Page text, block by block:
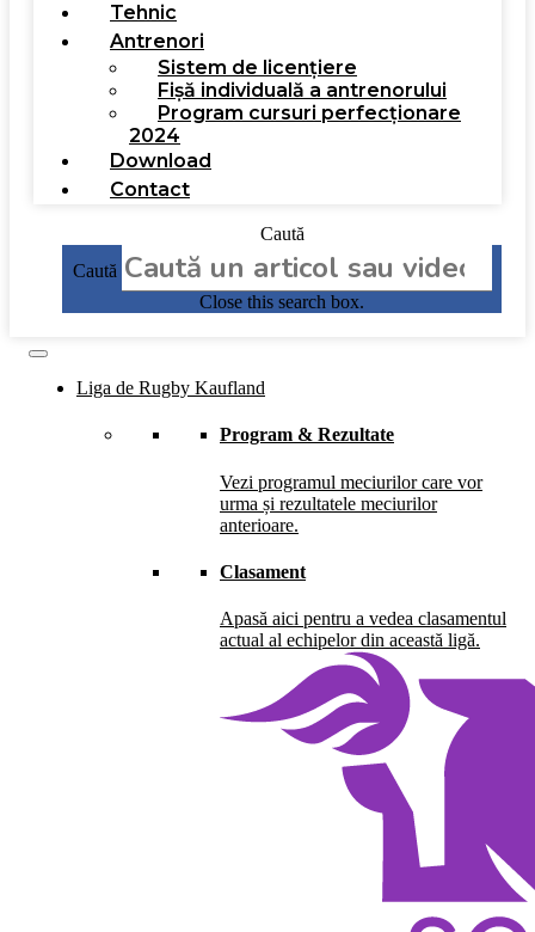
Tehnic
Antrenori
Sistem de licențiere
Fișă individuală a antrenorului
Program cursuri perfecționare
2024
Download
Contact
Caută
Caută
Close this search box.
Liga de Rugby Kaufland
Program & Rezultate
Vezi programul meciurilor care vor
urma și rezultatele meciurilor
anterioare.
Clasament
Apasă aici pentru a vedea clasamentul
actual al echipelor din această ligă.